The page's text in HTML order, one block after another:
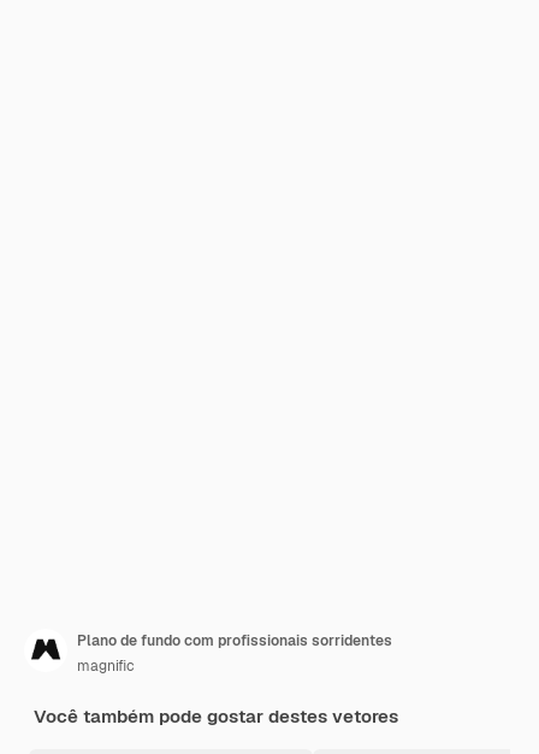
Plano de fundo com profissionais sorridentes
magnific
Você também pode gostar destes vetores